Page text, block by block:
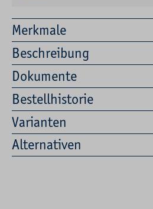
Merkmale
Beschreibung
Dokumente
Bestellhistorie
Varianten
Alternativen